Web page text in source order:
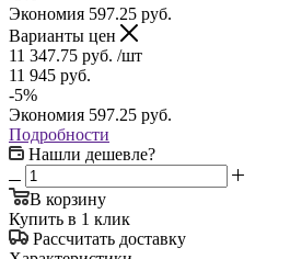
Экономия 597.25 руб.
Варианты цен
11 347.75 руб. /шт
11 945 руб.
-5%
Экономия 597.25 руб.
Подробности
Нашли дешевле?
В корзину
Купить в 1 клик
Рассчитать доставку